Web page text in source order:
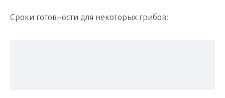
Сроки готовности для некоторых грибов: